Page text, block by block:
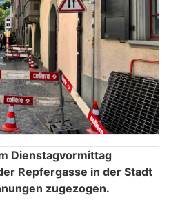
Dienstagvormittag
Repfergasse in der Stadt
zugezogen.